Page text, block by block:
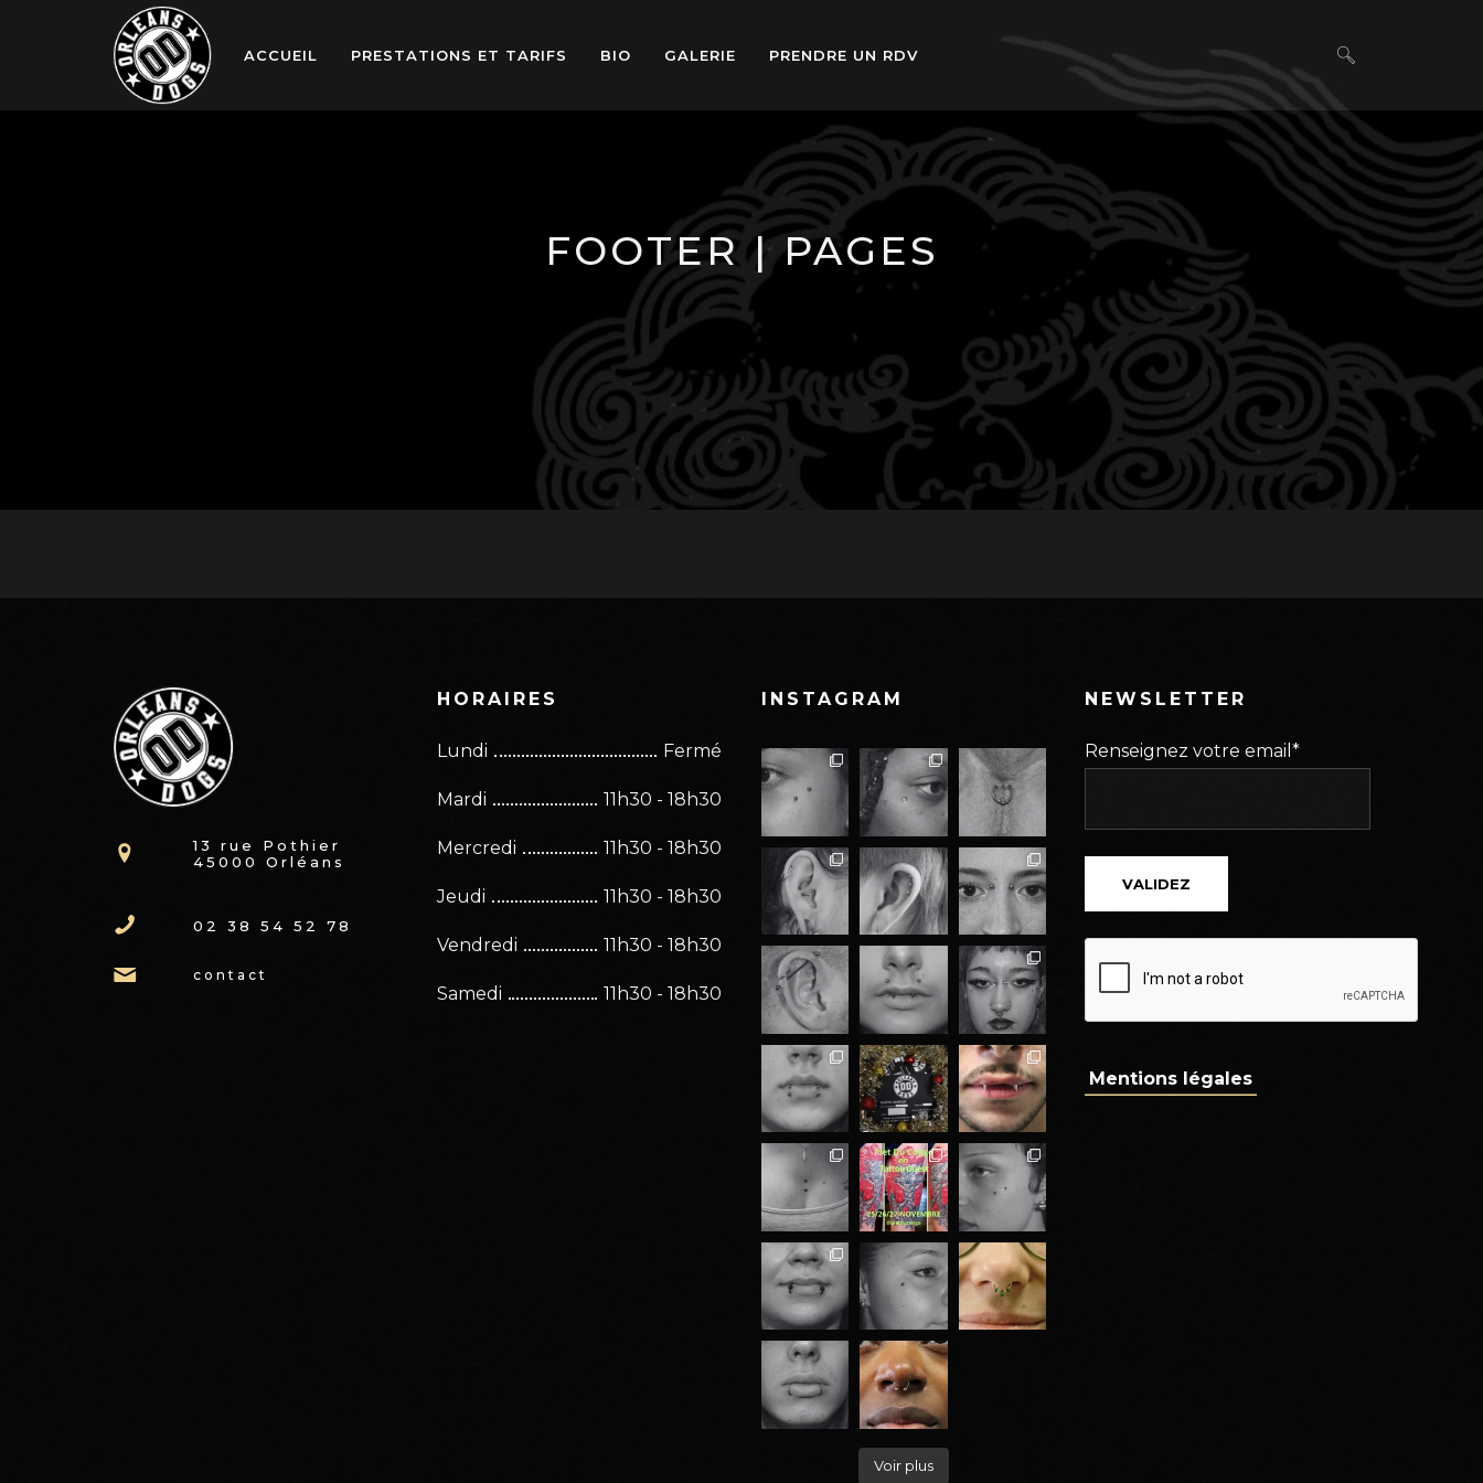
ACCUEIL PRESTATIONS ET TARIFS BIO GALERIE PRENDRE UN RDV
FOOTER | PAGES
13 rue Pothier
45000 Orléans
02 38 54 52 78
contact
HORAIRES
Lundi Fermé
Mardi 11h30 - 18h30
Mercredi 11h30 - 18h30
Jeudi 11h30 - 18h30
Vendredi 11h30 - 18h30
Samedi 11h30 - 18h30
INSTAGRAM
Voir plus
NEWSLETTER
Renseignez votre email*
Mentions légales